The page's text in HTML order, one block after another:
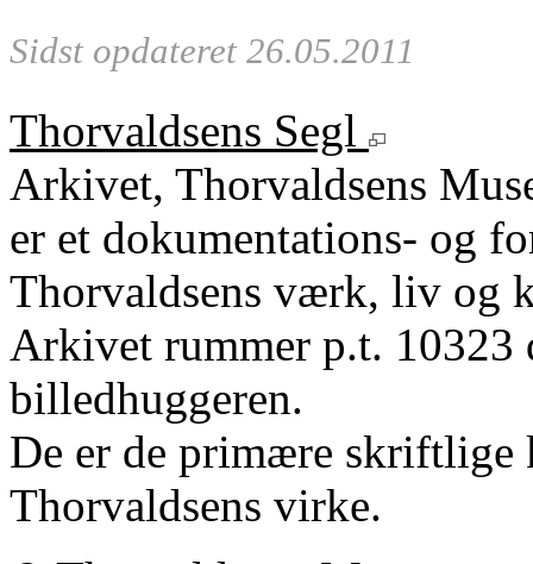
Sidst opdateret 26.05.2011
Thorvaldsens Segl
Arkivet, Thorvaldsens
er et dokumentations- og
Thorvaldsens værk, liv og
Arkivet rummer p.t.
billedhuggeren.
De er de primære
Thorvaldsens virke.